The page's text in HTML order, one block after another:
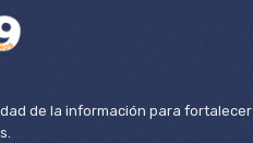
de la información para fortalecer